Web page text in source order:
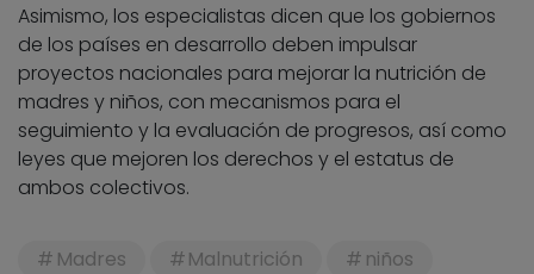
Asimismo, los especialistas dicen que los gobiernos
de los países en desarrollo deben impulsar
proyectos nacionales para mejorar la nutrición de
madres y niños, con mecanismos para el
seguimiento y la evaluación de progresos, así como
leyes que mejoren los derechos y el estatus de
ambos colectivos.
Madres Malnutrición niños